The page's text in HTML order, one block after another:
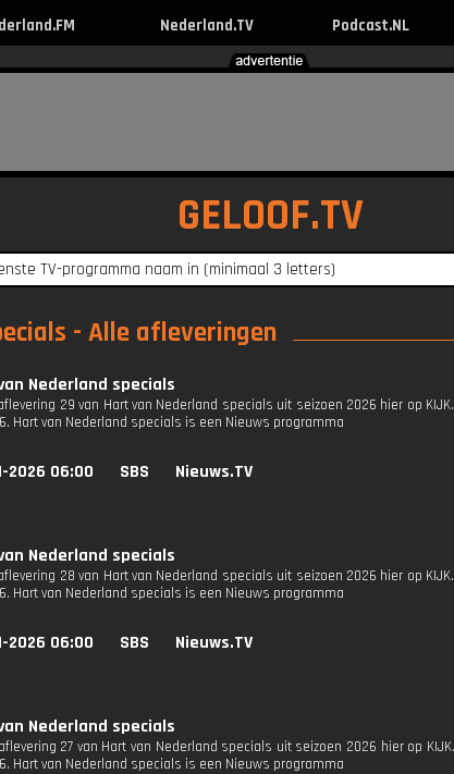
Nederland.TV Podcast.NL
GELOOF.TV
- Alle afleveringen
Nederland specials
29 van Hart van Nederland specials uit seizoen 2026 hier op
Hart van Nederland specials is een Nieuws programma
2026 06:00 SBS Nieuws.TV
Nederland specials
28 van Hart van Nederland specials uit seizoen 2026 hier op
Hart van Nederland specials is een Nieuws programma
2026 06:00 SBS Nieuws.TV
Nederland specials
27 van Hart van Nederland specials uit seizoen 2026 hier op
Hart van Nederland specials is een Nieuws programma